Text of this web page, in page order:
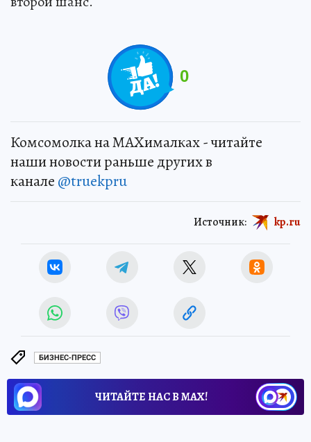
0
Комсомолка на MAXималках - читайте
наши новости раньше других в
канале @truekpru
Источник: kp.ru
БИЗНЕС-ПРЕСС
ЧИТАЙТЕ НАС В МАХ!